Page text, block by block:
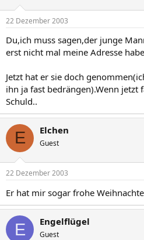
22 Dezember 2003
Du,ich muss sagen,der junge
erst nicht mal meine Adresse
Jetzt hat er sie doch
ihn ja fast bedrängen).Wenn jetzt
Schuld..
E Elchen
Guest
22 Dezember 2003
Er hat mir sogar frohe
E Engelflügel
Guest